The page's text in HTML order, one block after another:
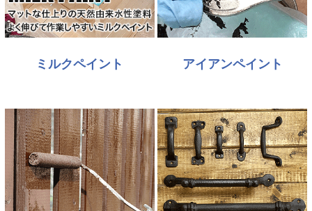
ミルクペイント アイアンペイント